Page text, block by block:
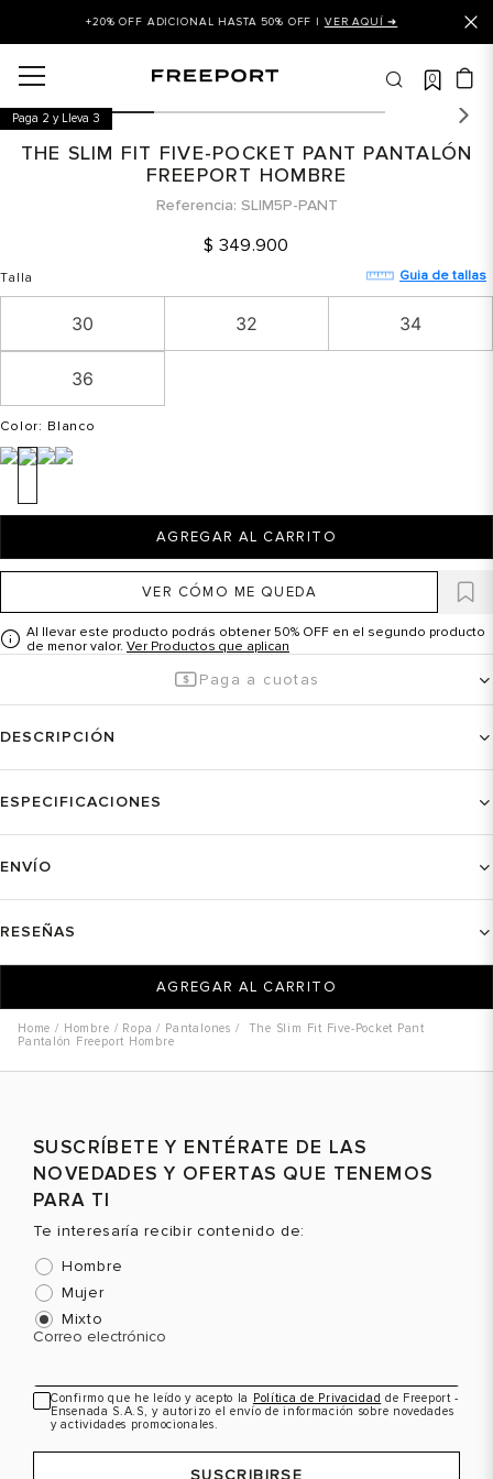
+20% OFF ADICIONAL HASTA 50% OFF | VER AQUÍ ➜
0
Paga 2 y Lleva 3
THE SLIM FIT FIVE-POCKET PANT PANTALÓN
FREEPORT HOMBRE
Referencia SLIM5P-PANT
$ 349.900
Talla Guia de tallas
30 32 34
36
Color: Blanco
AGREGAR AL CARRITO
VER CÓMO ME QUEDA
Al llevar este producto podrás obtener 50% OFF en el segundo producto
de menor valor. Ver Productos que aplican
Paga a cuotas
DESCRIPCIÓN
ESPECIFICACIONES
ENVÍO
RESEÑAS
AGREGAR AL CARRITO
Hombre Ropa Pantalones
The Slim Fit Five-Pocket Pant
Pantalón Freeport Hombre
SUSCRÍBETE Y ENTÉRATE DE LAS
NOVEDADES Y OFERTAS QUE TENEMOS
PARA TI
Te interesaría recibir contenido de:
Hombre
Mujer
Mixto
Correo electrónico
Confirmo que he leído y acepto la Política de Privacidad de Freeport -
Ensenada S.A.S, y autorizo el envío de información sobre novedades
y actividades promocionales.
SUSCRIBIRSE
balance
puma